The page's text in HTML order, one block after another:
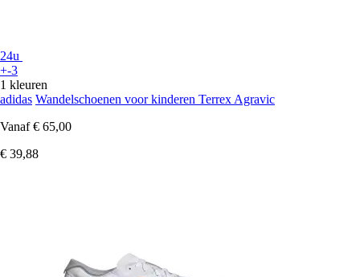
24u
+-3
1 kleuren
adidas Wandelschoenen voor kinderen Terrex Agravic
Vanaf € 65,00
€ 39,88